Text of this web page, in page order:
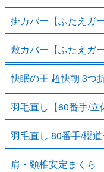
掛カバー【ふたえガー
敷カバー【ふたえガー
快眠の王 超快朝 3つ
羽毛直し【60番手/立
羽毛直し 80番手/櫻
肩・頸椎安定まくら